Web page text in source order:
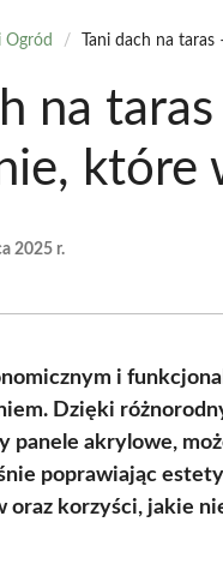
Ogród / Tani dach na
na
które
2025 r.
i
Dzięki
panele akrylowe,
poprawiając
oraz korzyści, jakie